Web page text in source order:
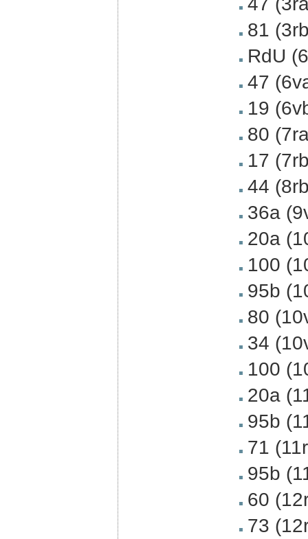
81
RdU
47
19
80
17
44
36a
20a
100
95b
80
34
100
20a
95b
71
95b
60
73